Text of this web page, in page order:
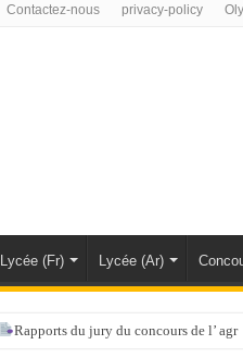
Contactez-nous privacy-policy
Lycée (Fr) Lycée (Ar)
Rapports du jury du concours de l’